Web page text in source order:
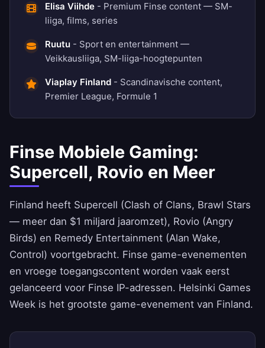
Elisa Viihde - Premium Finse content — SM-
liiga, films, series
Ruutu - Sport en entertainment —
Veikkausliiga, SM-liiga-hoogtepunten
Viaplay Finland - Scandinavische content,
Premier League, Formule 1
Finse Mobiele Gaming:
Supercell, Rovio en Meer
Finland heeft Supercell (Clash of Clans, Brawl Stars
— meer dan $1 miljard jaaromzet), Rovio (Angry
Birds) en Remedy Entertainment (Alan Wake,
Control) voortgebracht. Finse game-evenementen
en vroege toegangscontent worden vaak eerst
gelanceerd voor Finse IP-adressen. Helsinki Games
Week is het grootste game-evenement van Finland.